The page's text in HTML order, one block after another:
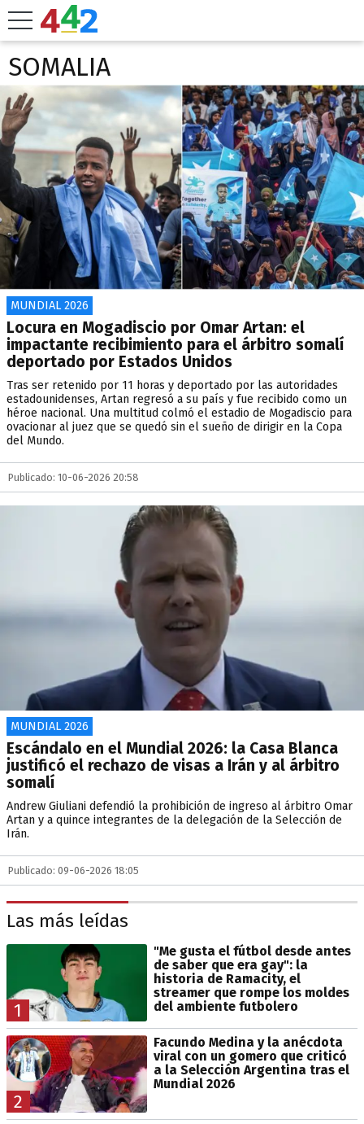
SOMALIA
MUNDIAL 2026
Locura en Mogadiscio por Omar Artan: el
impactante recibimiento para el árbitro somalí
deportado por Estados Unidos
Tras ser retenido por 11 horas y deportado por las autoridades
estadounidenses, Artan regresó a su país y fue recibido como un
héroe nacional. Una multitud colmó el estadio de Mogadiscio para
ovacionar al juez que se quedó sin el sueño de dirigir en la Copa
del Mundo.
Publicado: 10-06-2026 20:58
MUNDIAL 2026
Escándalo en el Mundial 2026: la Casa Blanca
justificó el rechazo de visas a Irán y al árbitro
somalí
Andrew Giuliani defendió la prohibición de ingreso al árbitro Omar
Artan y a quince integrantes de la delegación de la Selección de
Irán.
Publicado: 09-06-2026 18:05
Las más leídas
1
"Me gusta el fútbol desde antes
de saber que era gay": la
historia de Ramacity, el
streamer que rompe los moldes
del ambiente futbolero
2
Facundo Medina y la anécdota
viral con un gomero que criticó
a la Selección Argentina tras el
Mundial 2026